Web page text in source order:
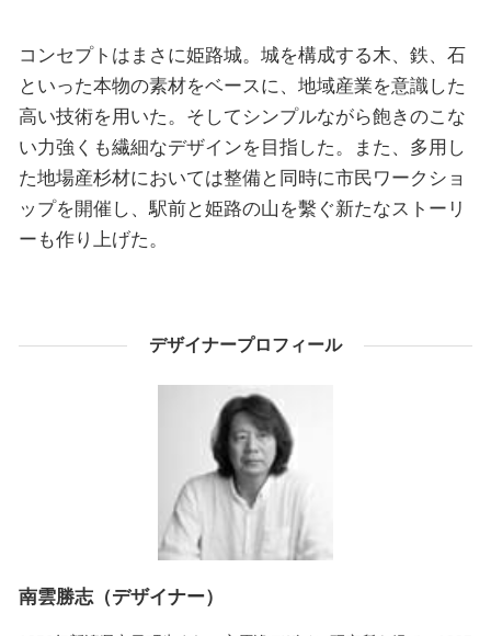
コンセプトはまさに姫路城。城を構成する木、鉄、石
といった本物の素材をベースに、地域産業を意識した
高い技術を用いた。そしてシンプルながら飽きのこな
い力強くも繊細なデザインを目指した。また、多用し
た地場産杉材においては整備と同時に市民ワークショ
ップを開催し、駅前と姫路の山を繫ぐ新たなストーリ
ーも作り上げた。
デザイナープロフィール
南雲勝志（デザイナー）